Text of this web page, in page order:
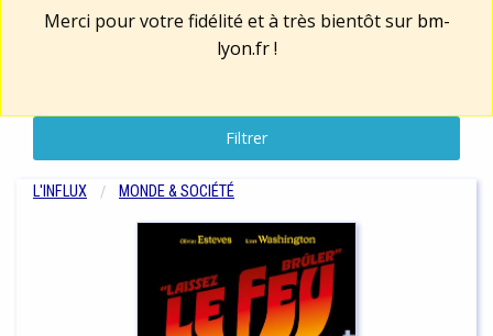
Merci pour votre fidélité et à très bientôt sur bm-
lyon.fr!
Filtrer
L'INFLUX MONDE & SOCIÉTÉ